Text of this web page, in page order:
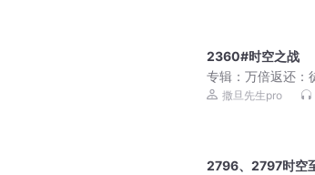
2360#时空之战
专辑： 万倍返还：
爆笑&无敌&爽文不
撒旦先生pro
2796、2797时空